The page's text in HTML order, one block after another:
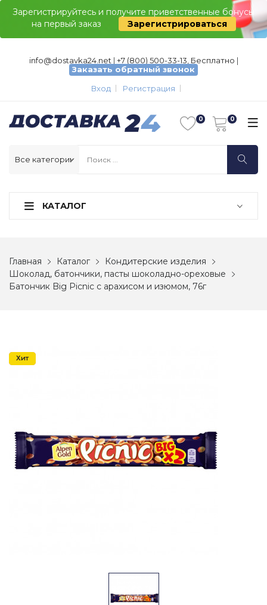
Зарегистрируйтесь и получите приветственные бонусы
на первый заказ
Зарегистрироваться
info@dostavka24.net | +7 (800) 500-33-13, Бесплатно |
Заказать обратный звонок
Вход
Регистрация
КАТАЛОГ
Главная Каталог
Кондитерские изделия
Шоколад, батончики, пасты шоколадно-ореховые
Батончик Big Picnic с арахисом и изюмом, 76г
Акция
Хит